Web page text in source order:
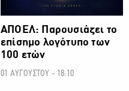
ΑΠΟΕΛ: Παρουσιάζει το
επίσημο λογότυπο των
100 ετών
01 ΑΥΓΟΥΣΤΟΥ - 18:10